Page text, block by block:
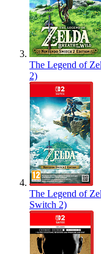
The Legend of
2)
The Legend of
Switch 2)